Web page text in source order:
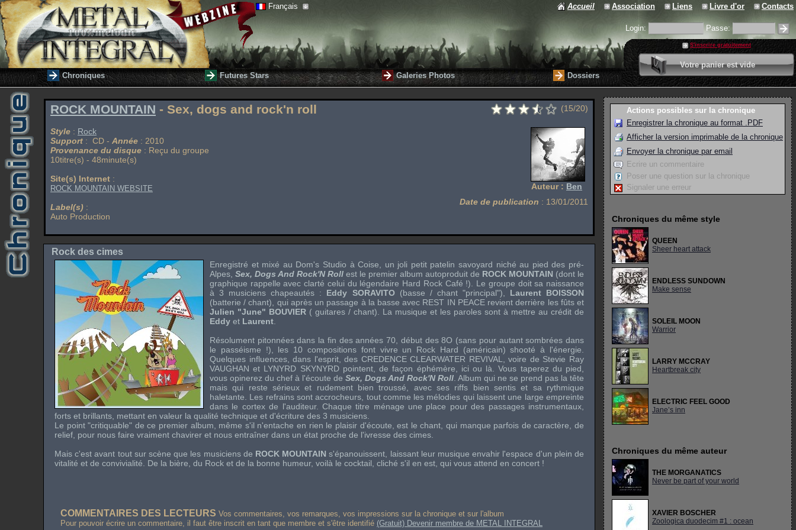
Français Accueil Association Liens Livre d'or Contacts
Login: Passe:
S'inscrire gratuitement
Votre panier est vide
0 article
Valider votre panier
Chroniques Futures Stars Galeries Photos Dossiers
ROCK MOUNTAIN - Sex, dogs and rock'n roll
Style : Rock
Support : CD - Année : 2010
Provenance du disque : Reçu du groupe
10titre(s) - 48minute(s)
Site(s) Internet :
ROCK MOUNTAIN WEBSITE
Label(s) :
Auto Production
(15/20)
Auteur : Ben
Date de publication : 13/01/2011
Rock des cimes
Enregistré et mixé au Dom's Studio àCoise , un joli petit patelin savoyard niché au pied des pré-
Alpes, Sex, Dogs And Rock'N Roll est le premier album autoproduit de ROCK MOUNTAIN (dont le
graphique rappelle avec clarté celui du légendaire Hard Rock Café !). Le groupe doit sa naissance
à 3 musiciens chapeautés : Eddy SORAVITO(basse / chant "principal"), Laurent BOISSON
(batterie / chant), qui après un passage à la basse avec REST IN PEACE revient derrière les fûts et
Julien "June" BOUVIER ( guitares / chant). La musique et les paroles sont à mettre au crédit de
Eddy et Laurent
Résolument pitonnées dans la fin des années 70, début des 8O (sans pour autant sombrées dans
le passéisme !), les 10 compositions font vivre un Rock Hard (américain) shooté à l'énergie.
Quelques influences, dans l'esprit, des CREDENCE CLEARWATER REVIVAL , voire de Stevie Ray
VAUGHAN et LYNYRD SKYNYRDpointent, de façon éphémère, ici ou là. Vous taperez du pied,
vous opinerez du chef à l'écoute de Sex, Dogs And Rock'N Roll . Album qui ne se prend pas la tête
mais qui reste sérieux et rudement bien troussé, avec ses riffs bien sentis et sa rythmique
haletante. Les refrains sont accrocheurs, tout comme les mélodies qui laissent une large empreinte
dans le cortex de l'auditeur. Chaque titre ménage une place pour des passages instrumentaux,
forts et brillants, mettant en valeur la qualité technique et d'écriture des 3 musiciens.
Le point "critiquable" de ce premier album, même s'il n'entache en rien le plaisir d'écoute, est le chant, qui manque parfois de caractère, de
relief, pour nous faire vraiment chavirer et nous entraîner dans un état proche de l'ivresse des cimes.
Mais c'est avant tout sur scène que les musiciens de ROCK MOUNTAINs'épanouissent, laissant leur musique envahir l'espace d'un plein de
vitalité et de convivialité. De la bière, du Rock et de la bonne humeur, voilà le cocktail, cliché s'il en est, qui vous attend en concert !
COMMENTAIRES DES LECTEURS Vos commentaires, vos remarques, vos impressions sur la chronique et sur l'album
Pour pouvoir écrire un commentaire, il faut être inscrit en tant que membre et s'être identifié (Gratuit) Devenir membre de METAL INTEGRAL
Actions possibles sur la chronique
Enregistrer la chronique au format .PDF
Afficher la version imprimable de la chronique
Envoyer la chronique par email
Ecrire un commentaire
Poser une question sur la chronique
Signaler une erreur
Chroniques du même style
QUEEN
Sheer heart attack
ENDLESS SUNDOWN
Make sense
SOLEIL MOON
Warrior
LARRY MCCRAY
Heartbreak city
ELECTRIC FEEL GOOD
Jane’s inn
Chroniques du même auteur
THE MORGANATICS
Never be part of your world
XAVIER BOSCHER
Zoologica duodecim #1 : ocean